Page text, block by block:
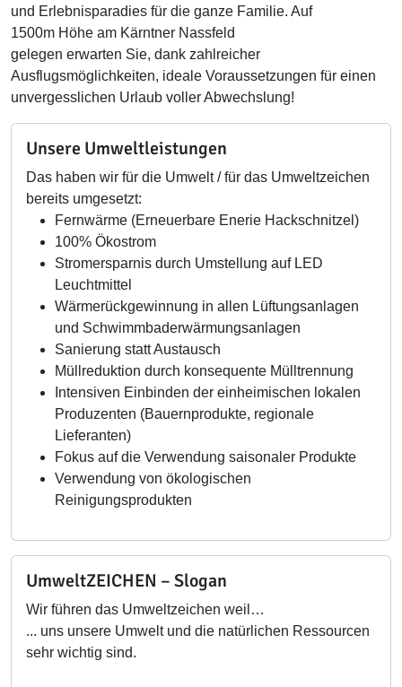
und Erlebnisparadies für die ganze Familie. Auf
1500m Höhe am Kärntner Nassfeld
gelegen erwarten Sie, dank zahlreicher
Ausflugsmöglichkeiten, ideale Voraussetzungen für einen
unvergesslichen Urlaub voller Abwechslung!
Unsere Umweltleistungen
Das haben wir für die Umwelt / für das Umweltzeichen
bereits umgesetzt:
Fernwärme (Erneuerbare Enerie Hackschnitzel)
100% Ökostrom
Stromersparnis durch Umstellung auf LED
Leuchtmittel
Wärmerückgewinnung in allen Lüftungsanlagen
und Schwimmbaderwärmungsanlagen
Sanierung statt Austausch
Müllreduktion durch konsequente Mülltrennung
Intensiven Einbinden der einheimischen lokalen
Produzenten (Bauernprodukte, regionale
Lieferanten)
Fokus auf die Verwendung saisonaler Produkte
Verwendung von ökologischen
Reinigungsprodukten
UmweltZEICHEN – Slogan
Wir führen das Umweltzeichen weil…
... uns unsere Umwelt und die natürlichen Ressourcen
sehr wichtig sind.